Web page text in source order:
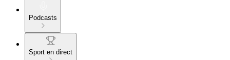
Podcasts
Sport en direct